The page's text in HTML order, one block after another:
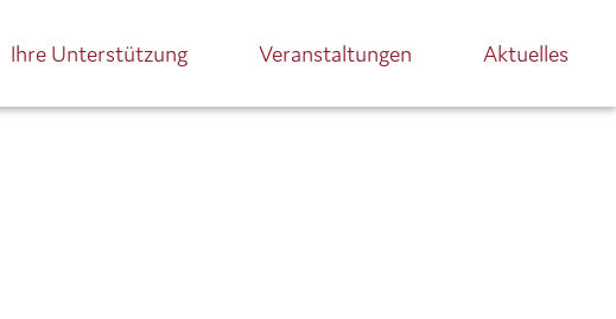
Ihre Unterstützung Veranstaltungen Aktuelles